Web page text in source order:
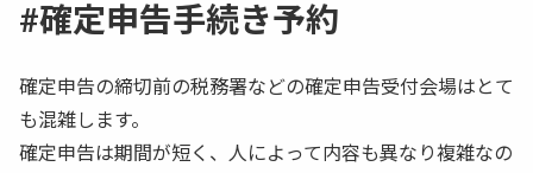
#確定申告手続き予約
確定申告の締切前の税務署などの確定申告受付会場はとて
も混雑します。
確定申告は期間が短く、人によって内容も異なり複雑なの